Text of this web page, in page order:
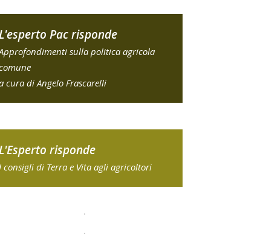
Pac risponde
sulla politica agricola
cura di Angelo Frascarelli
risponde
consigli di Terra e Vita agli agricoltori